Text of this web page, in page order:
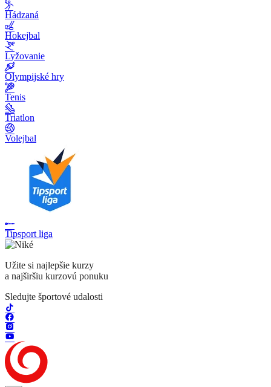
Hádzaná
Hokejbal
Lyžovanie
Olympijské hry
Tenis
Triatlon
Volejbal
Tipsport liga
Užite si najlepšie kurzy
a najširšiu kurzovú ponuku
Sledujte športové udalosti